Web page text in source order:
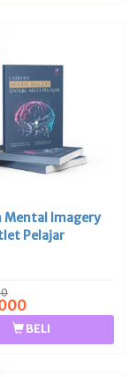
Mental Imagery
Pelajar
BELI